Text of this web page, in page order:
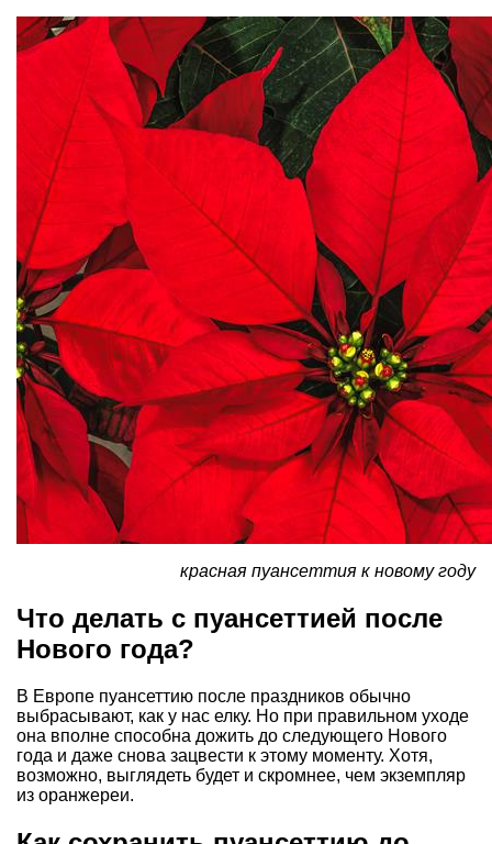
красная пуансеттия к новому году
Что делать с пуансеттией после
Нового года?
В Европе пуансеттию после праздников обычно
выбрасывают, как у нас елку. Но при правильном уходе
она вполне способна дожить до следующего Нового
года и даже снова зацвести к этому моменту. Хотя,
возможно, выглядеть будет и скромнее, чем экземпляр
из оранжереи.